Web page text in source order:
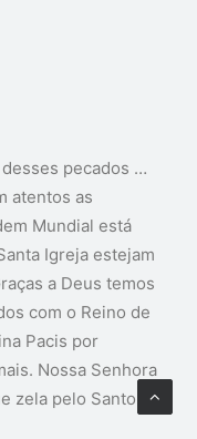
pecados …
atentos as
Mundial está
Igreja estejam
a Deus temos
com o Reino de
Pacis por
Nossa Senhora
zela pelo Santo